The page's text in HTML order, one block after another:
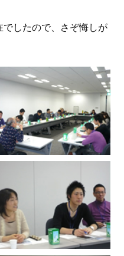
したので、さぞ悔しが